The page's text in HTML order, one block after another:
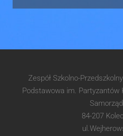
Zespół Szkolno-
Podstawowa im. Partyzantów
84-207